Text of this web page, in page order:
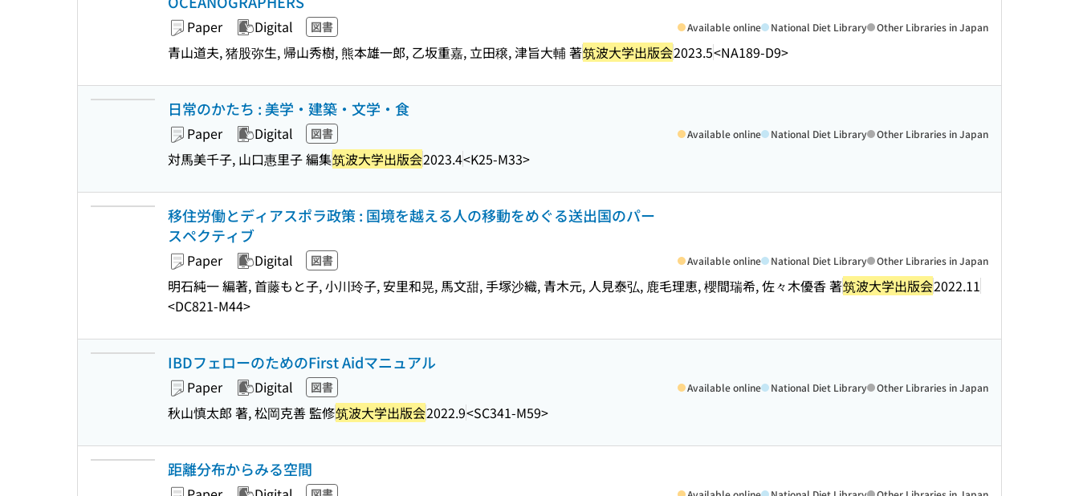
Paper Digital 図書
青山道夫, 猪股弥生, 帰山秀樹, 熊本雄一郎, 乙坂重嘉, 立田穣, 津旨大輔 著筑波大学出版会2023.5<NA189-D9>
Available online National Diet Library Other Libraries in Japan
日常のかたち : 美学・建築・文学・食
Paper Digital 図書
対馬美千子, 山口惠里子 編集筑波大学出版会2023.4<K25-M33>
Available online National Diet Library Other Libraries in Japan
移住労働とディアスポラ政策 : 国境を越える人の移動をめぐる送出国のパー
スペクティブ
Paper Digital 図書
明石純一 編著, 首藤もと子, 小川玲子, 安里和晃, 馬文甜, 手塚沙織, 青木元, 人見泰弘, 鹿毛理恵, 櫻間瑞希, 佐々木優香 著筑波大学出版会2022.11
<DC821-M44>
Available online National Diet Library Other Libraries in Japan
IBDフェローのためのFirst Aidマニュアル
Paper Digital 図書
秋山慎太郎 著, 松岡克善 監修筑波大学出版会2022.9<SC341-M59>
Available online National Diet Library Other Libraries in Japan
距離分布からみる空間